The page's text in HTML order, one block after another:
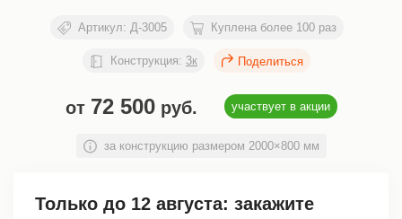
Артикул: Д-3005 Куплена более 100 раз
Конструкция: 3к
от 72 500руб. участвует в акции
за конструкцию размером 2000×800 мм
Только до 12 августа: закажите